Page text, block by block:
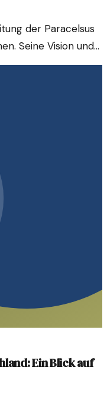
der Paracelsus
Seine Vision und
einhauchen.
Ein Blick auf